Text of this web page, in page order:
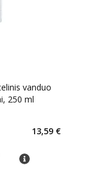
vanduo
250 ml
narių nuolaida
patarimas
13,59 €